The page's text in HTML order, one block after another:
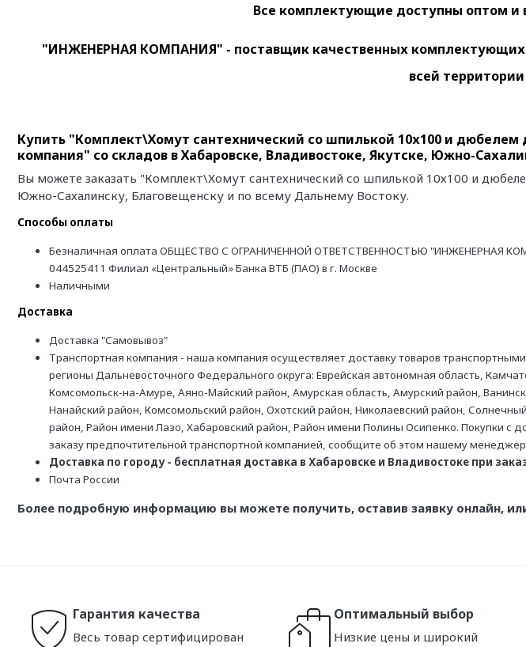
Все комплектующие доступны оптом и
"ИНЖЕНЕРНАЯ КОМПАНИЯ" - поставщик качественных комплектующих
всей
Купить "Комплект\Хомут сантехнический со шпилькой 10х100 и
компания" со складов в Хабаровске, Владивостоке, Якутске, Южно-
Вы можете заказать "Комплект\Хомут сантехнический со шпилькой 10х100 и
Южно-Сахалинску, Благовещенску и по всему Дальнему Востоку.
Способы оплаты
Безналичная оплата ОБЩЕСТВО С ОГРАНИЧЕННОЙ ОТВЕТСТВЕННОСТЬЮ "ИНЖЕНЕРНАЯ
044525411 Филиал «Центральный» Банка ВТБ (ПАО) в г. Москве
Наличными
Доставка
Доставка "Самовывоз"
Транспортная компания - наша компания осуществляет доставку товаров
регионы Дальневосточного Федерального округа: Еврейская автономная область,
Комсомольск-на-Амуре, Аяно-Майский район, Амурская область, Амурский район,
Нанайский район, Комсомольский район, Охотский район, Николаевский район,
район, Район имени Лазо, Хабаровский район, Район имени Полины Осипенко. Покупки с
заказу предпочтительной транспортной компанией, сообщите об этом нашему
Доставка по городу - бесплатная доставка в Хабаровске и Владивостоке при
Почта России
Более подробную информацию вы можете получить, оставив заявку онлайн,
Гарантия качества
Весь товар сертифицирован
Оптимальный выбор
Низкие цены и широкий